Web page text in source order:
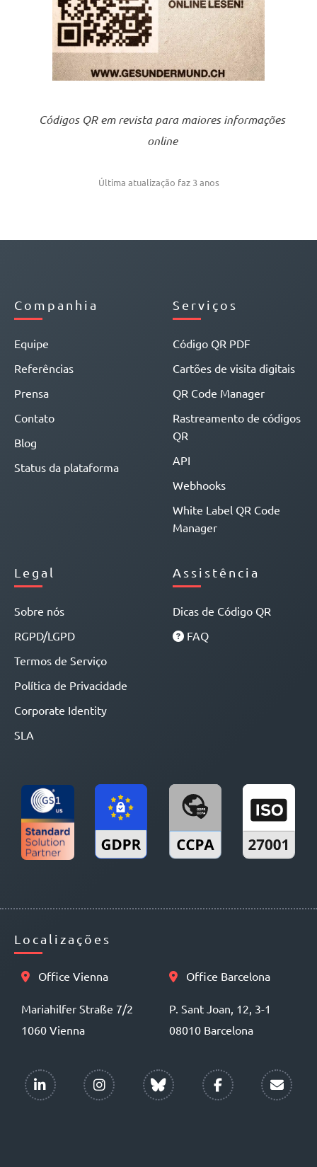
Códigos QR em revista para maiores informações
online
Última atualização faz 3 anos
Companhia
Equipe
Referências
Prensa
Contato
Blog
Status da plataforma
Serviços
Código QR PDF
Cartões de visita digitais
QR Code Manager
Rastreamento de códigos
QR
API
Webhooks
White Label QR Code
Manager
Legal
Sobre nós
RGPD/LGPD
Termos de Serviço
Política de Privacidade
Corporate Identity
SLA
Assistência
Dicas de Código QR
FAQ
Localizações
Office Vienna
Mariahilfer Straße 7/2
1060 Vienna
Office Barcelona
P. Sant Joan, 12, 3-1
08010 Barcelona